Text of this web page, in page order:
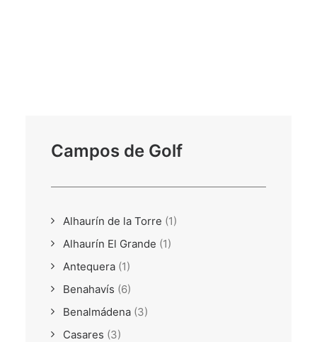
Campos de Golf
Alhaurín de la Torre (1)
Alhaurín El Grande (1)
Antequera (1)
Benahavís (6)
Benalmádena (3)
Casares (3)